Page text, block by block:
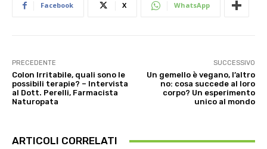
Facebook X WhatsApp
PRECEDENTE
Colon Irritabile, quali sono le
possibili terapie? – Intervista
al Dott. Perelli, Farmacista
Naturopata
SUCCESSIVO
Un gemello è vegano, l’altro
no: cosa succede al loro
corpo? Un esperimento
unico al mondo
ARTICOLI CORRELATI